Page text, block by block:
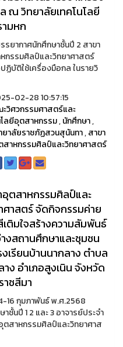
ณ วิทยาลัยเทคโนโลยี
ามหก
รยากาศนักศึกษาชั้นปี 2 สาขา
กรรมศิลป์และวิทยาศาสตร์
ฏิบัติใช้เครื่องมือกล ในรายวิ
02-28 10:57:15
วิศวกรรมศาสตร์และ
โลยีอุตสาหกรรม,นักศึกษา,
ยาลัยราชภัฏสวนสุนันทา,สาขา
สาหกรรมศิลป์และวิทยาศาสตร์
อุตสาหกรรมศิลป์และ
ศาสตร์ จัดกิจกรรมค่าย
เติมใจสร้างความสัมพันธ์
างสถานศึกษาและชุมชน
เรียนบ้านนากลาง ตำบล
าง อำเภอสูงเนิน จังหวัด
าชสีมา
16 กุมภาพันธ์ พ.ศ.2568
าชั้นปี 1 2 และ 3 อาจารย์ประจำ
ตสาหกรรมศิลป์และวิทยาศาส